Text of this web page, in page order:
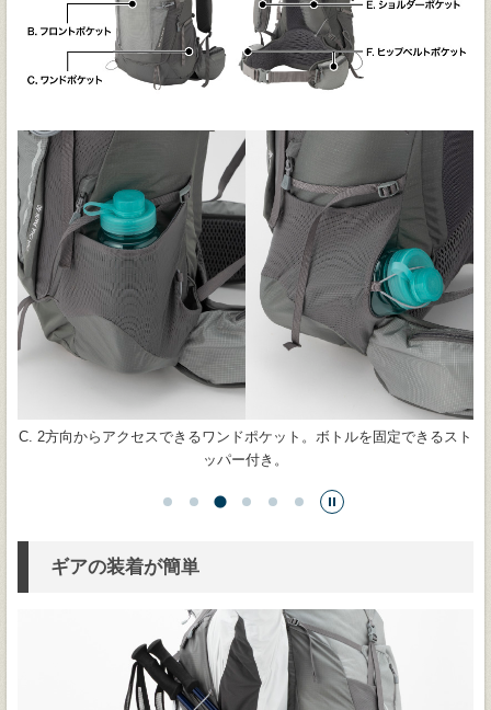
D. トップリッド底部の裏側に設けた、貴重品などの収納に適した隠し
ポケット。
ギアの装着が簡単